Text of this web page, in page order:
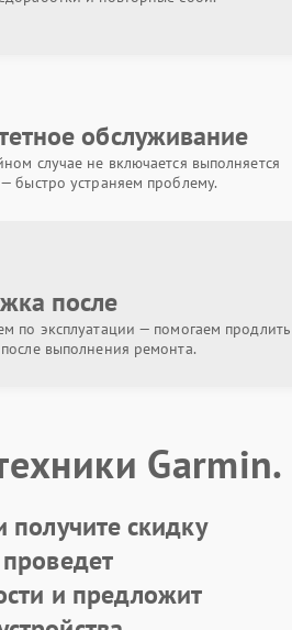
обслуживание
случае не включается выполняется
быстро устраняем проблему.
после
по эксплуатации — помогаем продлить
выполнения ремонта.
Garmin.
скидку
и предложит